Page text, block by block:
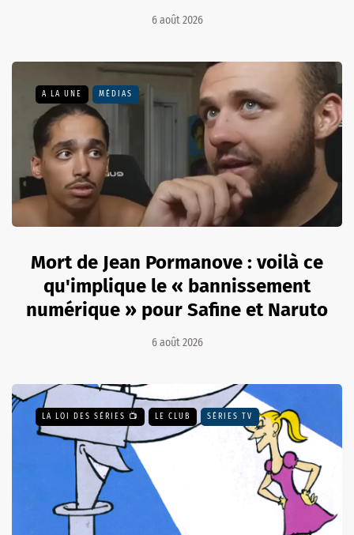
6 août 2026
A LA UNE MÉDIAS
Mort de Jean Pormanove : voilà ce
qu'implique le « bannissement
numérique » pour Safine et Naruto
6 août 2026
LA LOI DES SÉRIES 📺 LE CLUB SÉRIES TV